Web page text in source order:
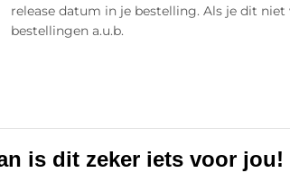
release datum in je bestelling. Als je dit
bestellingen a.u.b.
is dit zeker iets voor jou!